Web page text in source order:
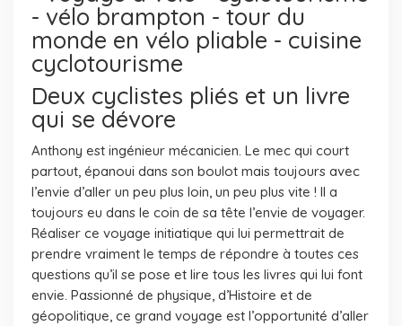
Deux cyclistes pliés et un livre
qui se dévore
Anthony est ingénieur mécanicien. Le mec qui court
partout, épanoui dans son boulot mais toujours avec
l’envie d’aller un peu plus loin, un peu plus vite ! Il a
toujours eu dans le coin de sa tête l’envie de voyager.
Réaliser ce voyage initiatique qui lui permettrait de
prendre vraiment le temps de répondre à toutes ces
questions qu’il se pose et lire tous les livres qui lui font
envie. Passionné de physique, d’Histoire et de
géopolitique, ce grand voyage est l’opportunité d’aller